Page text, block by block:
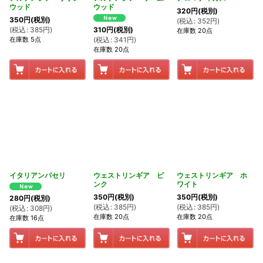
ウッド
350円(税別)
(税込 : 385円)
在庫数 5点
ウッド
310円(税別)
(税込 : 341 円)
在庫数 20点
320円(税別)
(税込 : 352円)
在庫数 20点
イタリアンパセリ
280円(税別)
(税込 : 308円)
在庫数 16点
ウェストリンギア ピ
ンク
350円(税別)
(税込 : 385円)
在庫数 20点
ウェストリンギア ホ
ワイト
350円(税別)
(税込 : 385円)
在庫数 20点